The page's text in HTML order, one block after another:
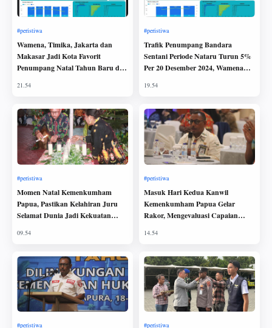
Wamena, Timika, Jakarta dan
Makasar Jadi Kota Favorit
Penumpang Natal Tahun Baru dari
Trafik Penumpang Bandara
Sentani Periode Nataru Turun 5%
Per 20 Desember 2024, Wamena
Momen Natal Kemenkumham
Papua, Pastikan Kelahiran Juru
Selamat Dunia Jadi Kekuatan
Masuk Hari Kedua Kanwil
Kemenkumham Papua Gelar
Rakor, Mengevaluasi Capaian